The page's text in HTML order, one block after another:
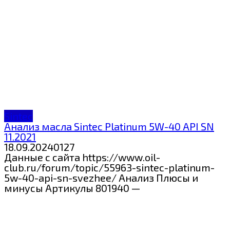
Sintec
Анализ масла Sintec Platinum 5W-40 API SN
11.2021
18.09.20240127
Данные с сайта https://www.oil-
club.ru/forum/topic/55963-sintec-platinum-
5w-40-api-sn-svezhee/ Анализ Плюсы и
минусы Артикулы 801940 —